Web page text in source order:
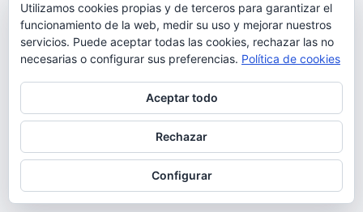
ACTUALIDAD POLÍTICA
El PSOE no quiere que los
torrentinos sepan que la nueva
tasa de basuras la impone la
Ley 7/2022 de Pedro Sánchez
Ago 7, 2026
Utilizamos cookies propias y de terceros para garantizar el
funcionamiento de la web, medir su uso y mejorar nuestros
servicios. Puede aceptar todas las cookies, rechazar las no
necesarias o configurar sus preferencias. Política de cookies
Aceptar todo
Rechazar
Configurar
Para obtener más información, incluido cómo gestionar las cookies,